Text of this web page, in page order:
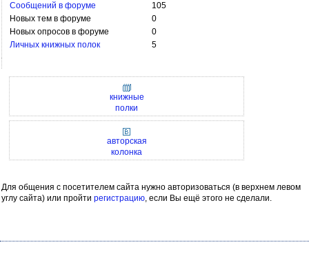
Сообщений в форуме
105
Новых тем в форуме
0
Новых опросов в форуме
0
Личных книжных полок
5
книжные
полки
авторская
колонка
Для общения с посетителем сайта нужно авторизоваться (в верхнем левом
углу сайта) или пройти регистрацию, если Вы ещё этого не сделали.